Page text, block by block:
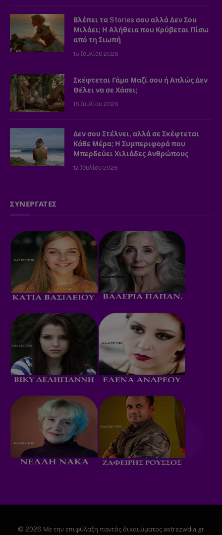
Βλέπει τα Stories σου αλλά Δεν Σου
Μιλάει; Η Αλήθεια που Κρύβεται Πίσω
από τη Σιωπή
15 Ιουλίου 2026
Σκέφτεται Γάμο Μαζί σου ή Απλώς Δεν
Θέλει να σε Χάσει;
15 Ιουλίου 2026
Δεν σου Στέλνει, αλλά σε Σκέφτεται
Κάθε Μέρα; Η Συμπεριφορά που
Μπερδεύει Χιλιάδες Ανθρώπους
12 Ιουλίου 2026
ΣΥΝΕΡΓΑΤΕΣ
© 2026 Με την επιφύλαξη παντός δικαιώματος astrazwdia.gr